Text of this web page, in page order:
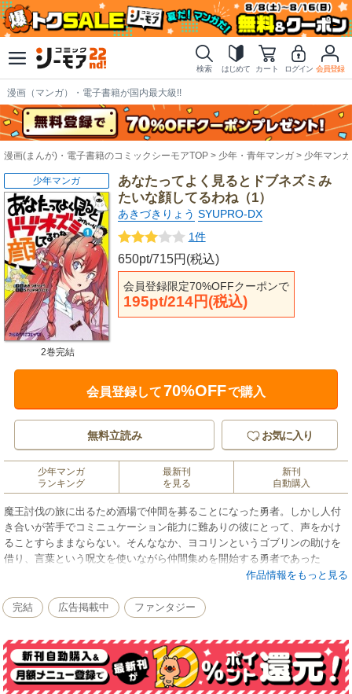
検索 はじめて カート ログイン 会員登録
漫画（マンガ）・電子書籍が国内最大級!!
漫画(まんが)・電子書籍のコミックシーモアTOP 少年・青年マンガ 少年マンガ
あなたってよく見るとドブネズミみ
たいな顔してるわね（1）
あきづきりょう SYUPRO-DX
1件
650pt/715円(税込)
会員登録限定70%OFFクーポンで
195pt/214円(税込)
少年マンガ
2巻完結
会員登録して70%OFFで購入
無料立読み お気に入り
少年マンガ
ランキング
最新刊
を見る
新刊
自動購入
魔王討伐の旅に出るため酒場で仲間を募ることになった勇者。しかし人付
き合いが苦手でコミニュケーション能力に難ありの彼にとって、声をかけ
ることすらままならない。そんななか、ヨコリンというゴブリンの助けを
借り、言葉という呪文を使いながら仲間集めを開始する勇者であった
が……。60万DLを記録し、ゲームアプリ部門で1位を獲得した大ヒットア
作集団・SYUPRO-DXによる前代未聞の仲間集め物語を、漫画家・あきづ
きりょうが時にコミカルに、時にシリアスに描く！
作品情報をもっと見る
完結 広告掲載中 ファンタジー